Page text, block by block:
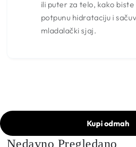
ili puter za telo, kako biste
potpunu hidrataciju i
mladalački sjaj.
Kupi odmah
Nedavno Pregledano